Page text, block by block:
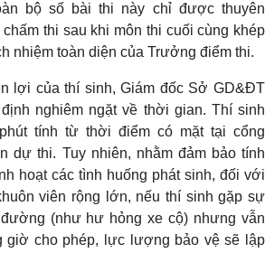
bộ số bài thi này chỉ được thuyên
thi sau khi môn thi cuối cùng khép
nhiệm toàn diện của Trưởng điểm thi.
lợi của thí sinh, Giám đốc Sở GD&ĐT
nghiêm ngặt về thời gian. Thí sinh
tính từ thời điểm có mặt tại cổng
dự thi. Tuy nhiên, nhằm đảm bảo tính
hoạt các tình huống phát sinh, đối với
viên rộng lớn, nếu thí sinh gặp sự
(như hư hỏng xe cộ) nhưng vẫn
giờ cho phép, lực lượng bảo vệ sẽ lập